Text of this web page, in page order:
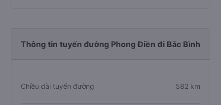
Thông tin tuyến đường Phong Điền đi Bắc Bình
Chiều dài tuyến đường 582 km